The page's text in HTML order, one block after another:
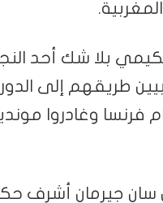
بلا شك أحد
طريقهم إلى
فرنسا وغادروا
سان جيرمان أشرف